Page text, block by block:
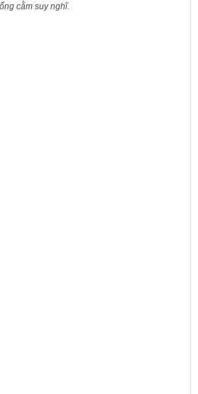
cằm suy nghĩ.